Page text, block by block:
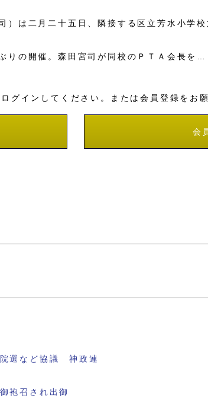
は二月二十五日、隣接する区立芳水小学
の開催。森田宮司が同校のＰＴＡ会長を…
グインしてください。または会員登録をお
会
選など協議 神政連
袍召され出御